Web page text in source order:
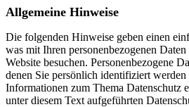
Allgemeine Hinweise
Die folgenden Hinweise geben einen
was mit Ihren personenbezogenen
Website besuchen. Personenbezogene
denen Sie persönlich identifiziert
Informationen zum Thema Datenschutz
unter diesem Text aufgeführten